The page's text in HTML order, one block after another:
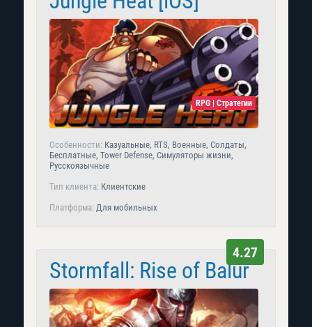
RPG | Стратегии
Особенности: Казуальные, RTS, Военные, Солдаты,
Бесплатные, Tower Defense, Симуляторы жизни,
Русскоязычные
Тип клиента: Клиентские
Платформа: Для мобильных
Stormfall: Rise of Balur
4.27